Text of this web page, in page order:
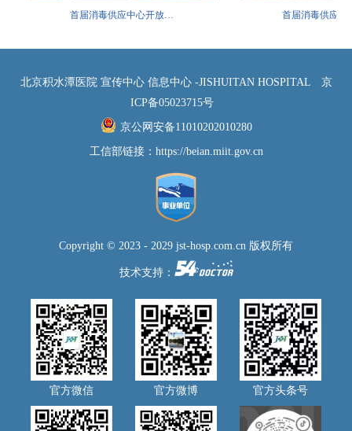
首届消毒供应中心开放… 首届消毒供应
北京积水潭医院 宣传中心 信息中心 -JISHUITAN HOSPITAL
京
ICP备05023715号
京公网安备11010202010280
工信部链接： https://beian.miit.gov.cn
Copyright © 2023 - 2029 jst-hosp.com.cn 版权所有
技术支持：
官方微信 官方微博 官方头条号